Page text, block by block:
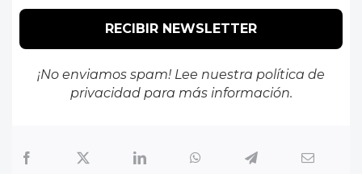
¡No enviamos spam! Lee nuestra política de
privacidadpara más información.